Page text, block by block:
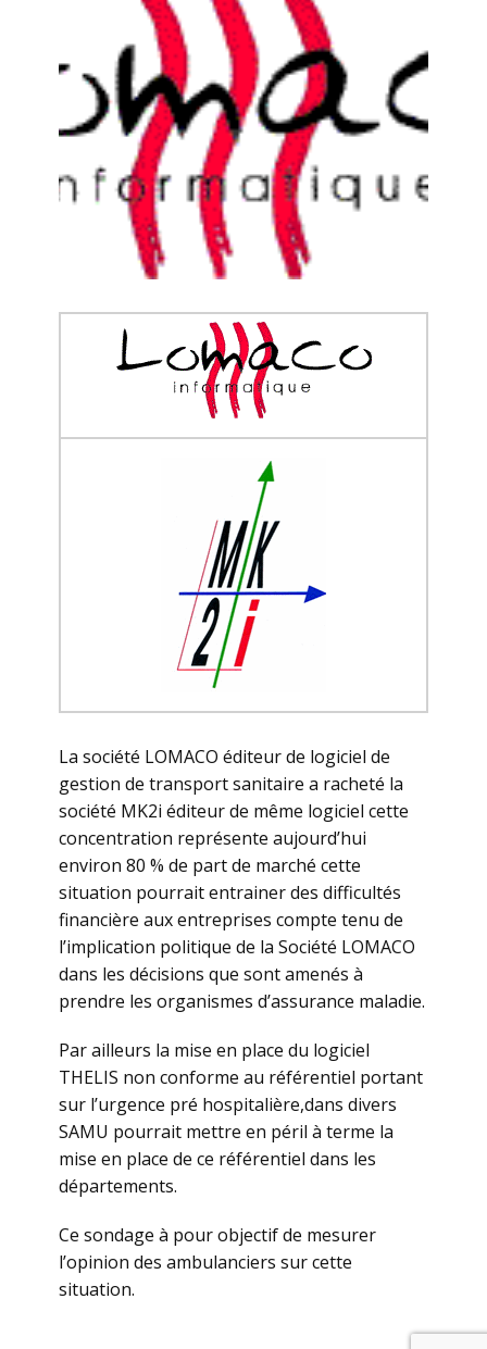
La société LOMACO éditeur de logiciel de
gestion de transport sanitaire a racheté la
société MK2i éditeur de même logiciel cette
concentration représente aujourd’hui
environ 80 % de part de marché cette
situation pourrait entrainer des difficultés
financière aux entreprises compte tenu de
l’implication politique de la Société LOMACO
dans les décisions que sont amenés à
prendre les organismes d’assurance maladie.
Par ailleurs la mise en place du logiciel
THELIS non conforme au référentiel portant
sur l’urgence pré hospitalière,dans divers
SAMU pourrait mettre en péril à terme la
mise en place de ce référentiel dans les
départements.
Ce sondage à pour objectif de mesurer
l’opinion des ambulanciers sur cette
situation.